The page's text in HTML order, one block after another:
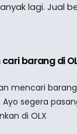
lagi. Jual
barang di
mencari
segera
di OLX